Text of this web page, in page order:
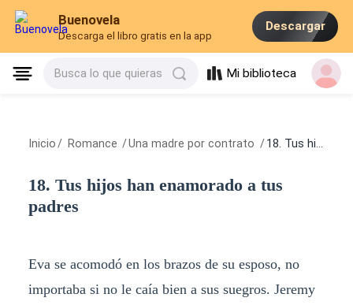
Buenovela
Descarga el libro gratis en la app
Descargar
Busca lo que quieras Mi biblioteca
Inicio / Romance /Una madre por contrato / 18. Tus hijos han enamorado a tus padres
18. Tus hijos han enamorado a tus
padres
Eva se acomodó en los brazos de su esposo, no
importaba si no le caía bien a sus suegros. Jeremy